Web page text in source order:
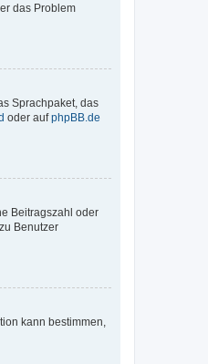
das Problem
Sprachpaket, das
oder aufphpBB.de
Beitragszahl oder
Benutzer
kann bestimmen,